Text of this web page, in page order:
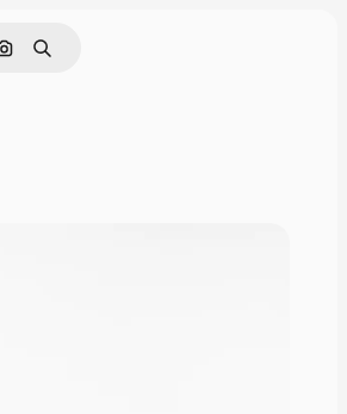
Поиск по изображению
Поиск